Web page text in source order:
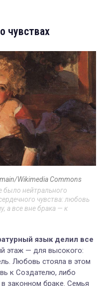
чувствах
Wikimedia Commons
было нейтрального
чувства: любовь
а все вне брака — к
язык делил все
этаж — для высокого:
Любовь стояла в этом
к Создателю, либо
законном браке. Семья